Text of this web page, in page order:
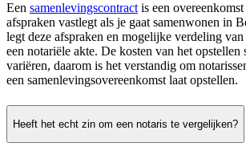
Een samenlevingscontract is een
afspraken vastlegt als je gaat samenwonen in
legt deze afspraken en mogelijke verdeling
een notariële akte. De kosten van het opstellen
variëren, daarom is het verstandig om
een samenlevingsovereenkomst laat opstellen.
Heeft het echt zin om een notaris te vergelijken?